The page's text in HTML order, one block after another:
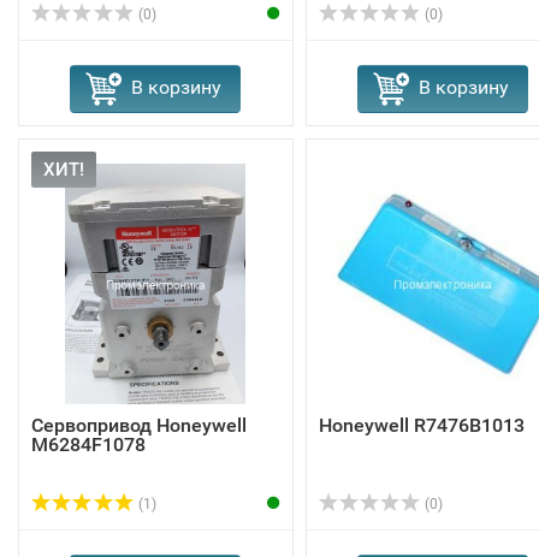
(0)
В корзину
(0)
В корзину
ХИТ!
Сервопривод Honeywell
M6284F1078
(1)
Honeywell R7476B1013
(0)